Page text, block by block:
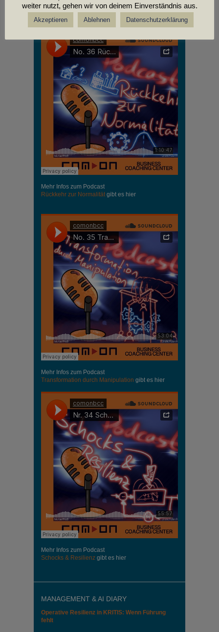
PODCASTS
Mehr Infos zum Podcast
Rückkehr zur Normalitätgibt es hier
Mehr Infos zum Podcast
Transformation durch Manipulation gibt es hier
Mehr Infos zum Podcast
Schocks & Resilienz gibt es hier
MANAGEMENT & AI DIARY
Operative Resilienz in KRITIS: Wenn Führung
fehlt
weiter nutzt, gehen wir von deinem Einverständnis aus.
Akzeptieren Ablehnen Datenschutzerklärung